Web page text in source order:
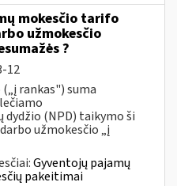
mokesčio tarifo
užmokesčio
?
12
rankas") suma
(NPD) taikymo ši
užmokesčio „į
Gyventojų pajamų
pakeitimai